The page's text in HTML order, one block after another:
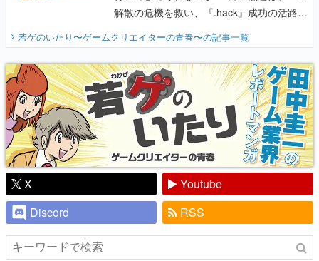
解散の危機を救い、『.hack』成功の活路を
開く。業界の快男児・松山 洋に流れる血は
『少年ジャンプ』色だった【若ゲのいた
り】
若ゲのいたり〜ゲームクリエイターの青春〜の記事一覧
X
Youtube
Discord
RSS